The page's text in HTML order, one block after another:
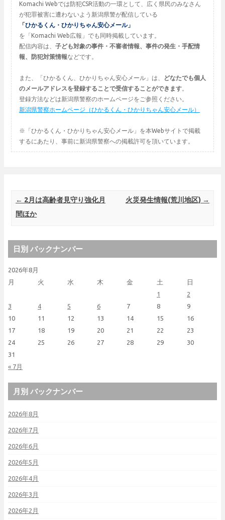
Komachi Webでは防犯CSR活動の一環として、広く県民のみなさん
が犯罪被害に遭わないよう新潟県警が配信している
「ひかるくん・ひかりちゃん安心メール」
を「Komachi Web広報」でも同時掲載しています。
配信内容は、 子ども対象の事件・不審者情報、事件の発生・手配情
報、防犯対策情報などです。
また、「ひかるくん、ひかりちゃん安心メール」は、
どなたでも個人
のメールアドレスを登録することで受信することができます。
登録方法などは新潟県警察のホームページをご参照ください。
新潟県警察ホームページ（ひかるくん・ひかりちゃん安心メール）
※「ひかるくん・ひかりちゃん安心メール」を本Webサイトで掲載
するにあたり、事前に新潟県警察への掲載許可を頂いています。
Post navigation
← 2月は高齢者見守り強化月
間ほか
火災発生情報(荒川地区) →
日別 バックナンバー
2026年8月
月
火 水 木 金 土 日
« 7月
1
2
3
4 5 6 7 8
9
10
11 12 13 14 15
16
17
18 19 20 21 22
23
24
25 26 27 28 29
30
31
月別 バックナンバー
2026年8月
2026年7月
2026年6月
2026年5月
2026年4月
2026年3月
2026年2月